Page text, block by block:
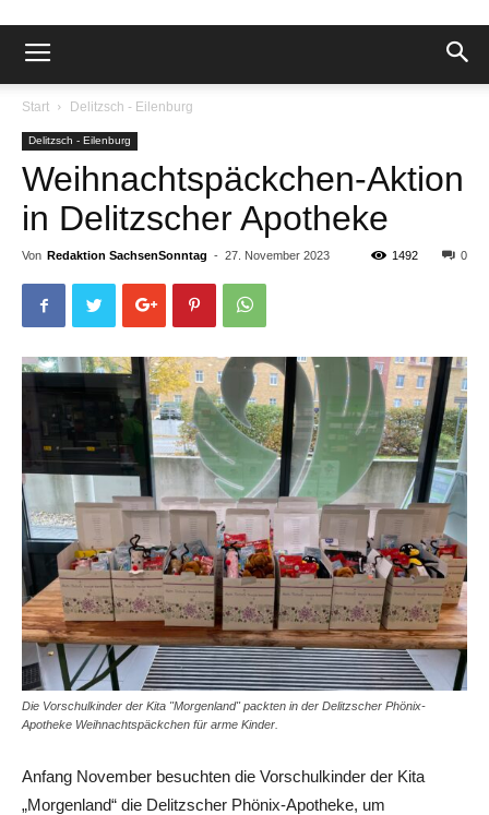
Start Delitzsch - Eilenburg
Delitzsch - Eilenburg
Weihnachtspäckchen-Aktion
in Delitzscher Apotheke
Von Redaktion SachsenSonntag - 27. November 2023 0
1492
Die Vorschulkinder der Kita "Morgenland" packten in der Delitzscher Phönix-
Apotheke Weihnachtspäckchen für arme Kinder.
Anfang November besuchten die Vorschulkinder der Kita
„Morgenland“ die Delitzscher Phönix-Apotheke, um